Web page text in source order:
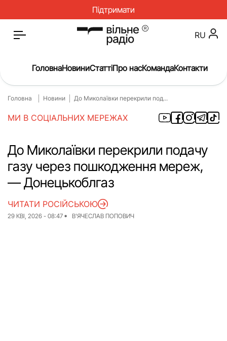
Підтримати
Головна
Новини
Окупація
Про нас
Війна
Гроші
Освіта
Інструкції
ЖКГ
RU
ГоловнаНовиниСтаттіПро насКомандаКонтакти
Головна Новини До Миколаївки перекрили под...
МИ В СОЦІАЛЬНИХ МЕРЕЖАХ
До Миколаївки перекрили подачу
газу через пошкодження мереж,
— Донецькоблгаз
29 КВІ, 2026 - 08:47 В'ЯЧЕСЛАВ ПОПОВИЧ
ЧИТАТИ РОСІЙСЬКОЮ